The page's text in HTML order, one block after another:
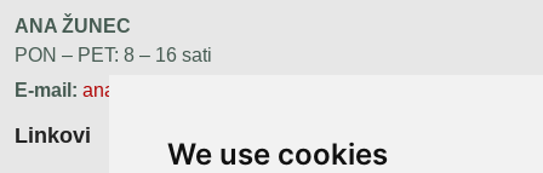
We use cookies
ANA ŽUNEC
PON – PET: 8 – 16 sati
E-mail: ana.zunec@ac-group.hr
Linkovi